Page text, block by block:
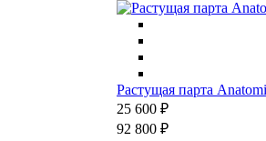
Растущая парта
25 600 ₽
92 800 ₽